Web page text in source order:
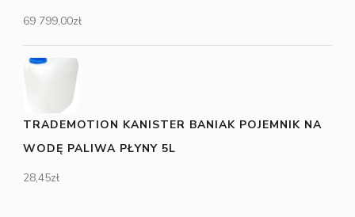
69 799,00zł
TRADEMOTION KANISTER BANIAK POJEMNIK NA
WODĘ PALIWA PŁYNY 5L
28,45zł